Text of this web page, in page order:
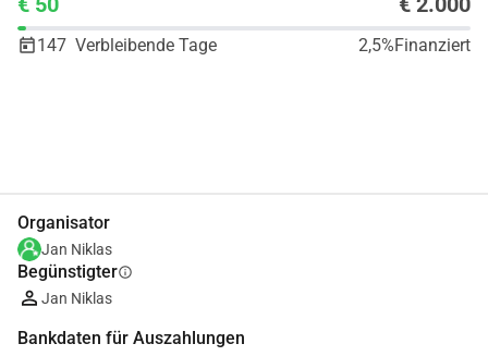
147 Verbleibende Tage 2,5%Finanziert
Organisator
Jan Niklas
Begünstigterinfo
Jan Niklas
Bankdaten für Auszahlungen